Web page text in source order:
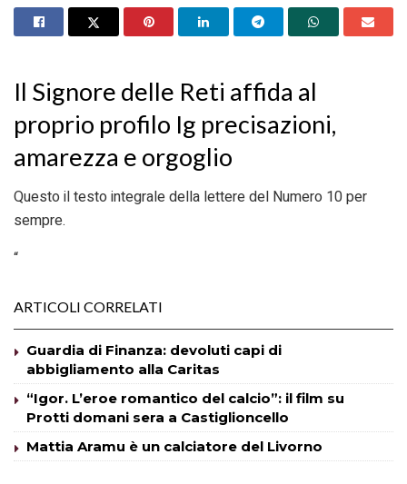
Il Signore delle Reti affida al
proprio profilo Ig precisazioni,
amarezza e orgoglio
Questo il testo integrale della lettere del Numero 10 per
sempre.
“
ARTICOLI CORRELATI
Guardia di Finanza: devoluti capi di
abbigliamento alla Caritas
“Igor. L’eroe romantico del calcio”: il film su
Protti domani sera a Castiglioncello
Mattia Aramu è un calciatore del Livorno